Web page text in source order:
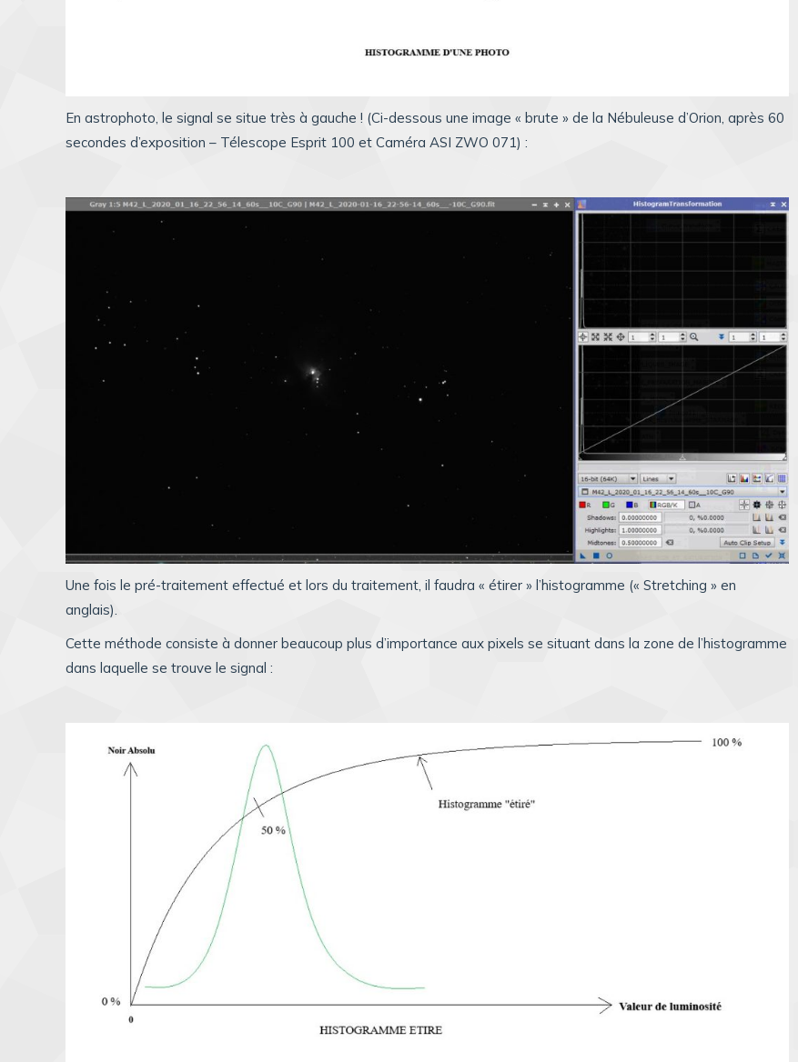
En astrophoto, le signal se situe très à gauche ! (Ci-dessous une image « brute » de la Nébuleuse d’Orion, après 60
secondes d’exposition – Télescope Esprit 100 et Caméra ASI ZWO 071) :
Une fois le pré-traitement effectué et lors du traitement, il faudra « étirer » l’histogramme (« Stretching » en
anglais).
Cette méthode consiste à donner beaucoup plus d’importance aux pixels se situant dans la zone de l’histogramme
dans laquelle se trouve le signal :